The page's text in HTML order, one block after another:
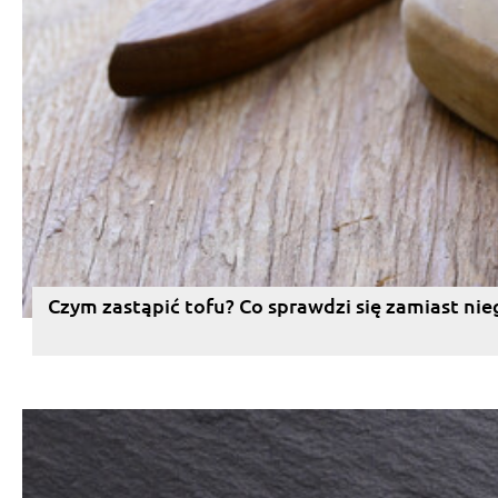
Czym zastąpić tofu? Co sprawdzi się zamiast